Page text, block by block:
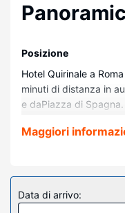
Posizione
Hotel Quirinale a
minuti di distanza in
e daPiazza di
Camere
della struttura,
piatto. Il Wi-Fi gratuito
con il mondo, mentre
Maggiori
Data di arrivo: